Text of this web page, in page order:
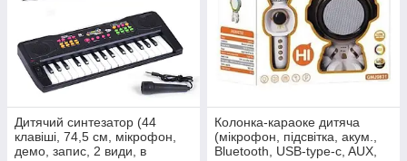
Дитячий синтезатор (44
клавіші, 74,5 см, мікрофон,
демо, запис, 2 види, в
Колонка-караоке дитяча
(мікрофон, підсвітка, акум.,
Bluetooth, USB-type-c, AUX,